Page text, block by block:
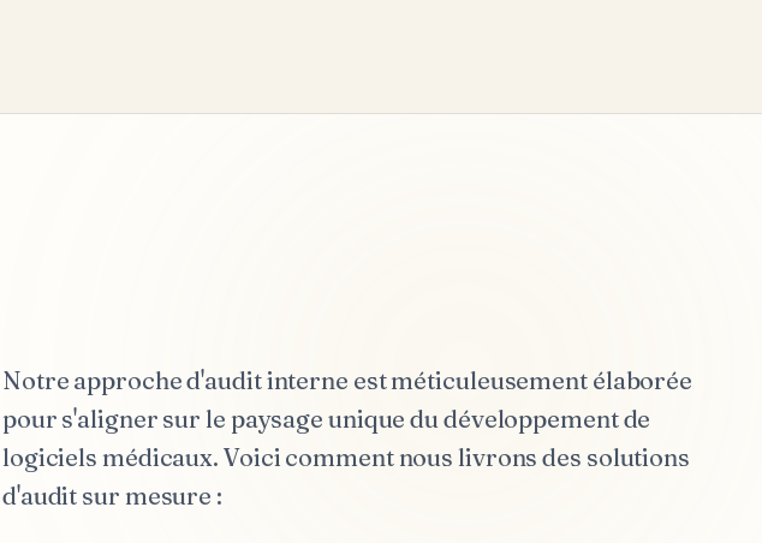
Notre approche d'audit interne est méticuleusement élaborée
pour s'aligner sur le paysage unique du développement de
logiciels médicaux. Voici comment nous livrons des solutions
d'audit sur mesure :